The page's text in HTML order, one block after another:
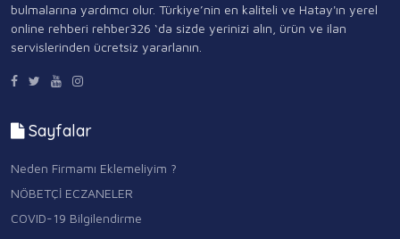
bulmalarına yardımcı olur. Türkiye’nin en kaliteli ve Hatay'ın yerel
online rehberi rehber326 ‘da sizde yerinizi alın, ürün ve ilan
servislerinden ücretsiz yararlanın.
Sayfalar
Neden Firmamı Eklemeliyim ?
NÖBETÇİ ECZANELER
COVID-19 Bilgilendirme